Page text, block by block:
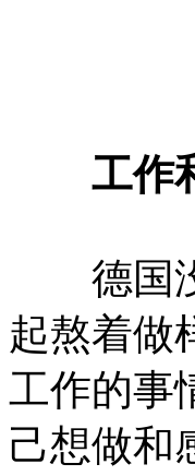
工作
德国没
起熬着做
工作的事
己想做和